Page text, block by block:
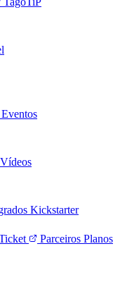
Eventos
Vídeos
Kickstarter
Parceiros Planos